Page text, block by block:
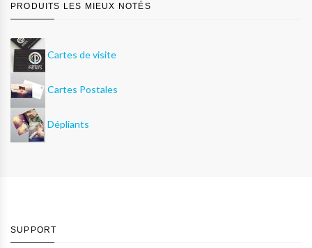
PRODUITS LES MIEUX NOTÉS
Cartes de visite
Cartes Postales
Dépliants
SUPPORT